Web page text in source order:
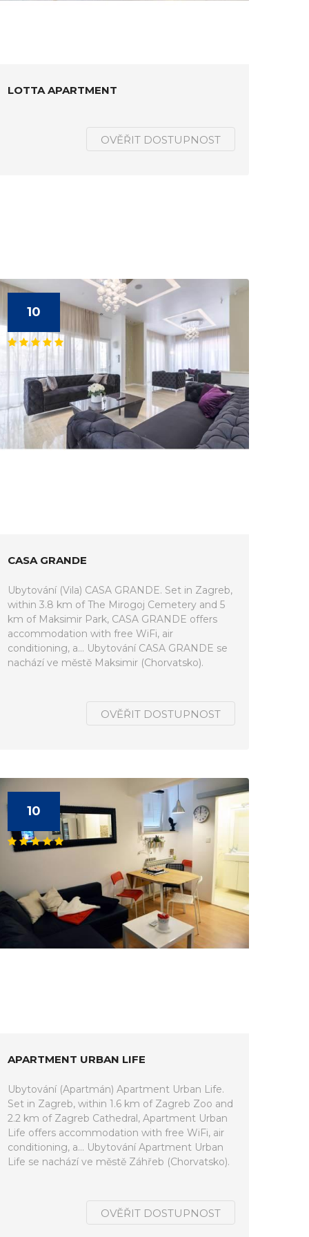
LOTTA APARTMENT
OVĚŘIT DOSTUPNOST
10
CASA GRANDE
Ubytování (Vila) CASA GRANDE. Set in Zagreb,
within 3.8 km of The Mirogoj Cemetery and 5
km of Maksimir Park, CASA GRANDE offers
accommodation with free WiFi, air
conditioning, a... Ubytování CASA GRANDE se
nachází ve městě Maksimir (Chorvatsko).
OVĚŘIT DOSTUPNOST
10
APARTMENT URBAN LIFE
Ubytování (Apartmán) Apartment Urban Life.
Set in Zagreb, within 1.6 km of Zagreb Zoo and
2.2 km of Zagreb Cathedral, Apartment Urban
Life offers accommodation with free WiFi, air
conditioning, a... Ubytování Apartment Urban
Life se nachází ve městě Záhřeb (Chorvatsko).
OVĚŘIT DOSTUPNOST